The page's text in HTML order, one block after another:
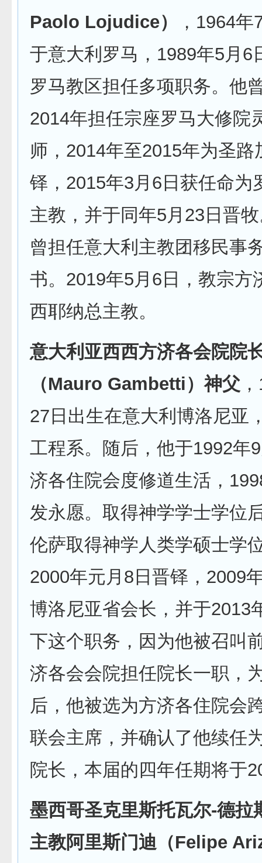
Paolo Lojudice）
，1964
于意大利罗马，1989年5月6
罗马教区担任多项职务。他
2014年担任宗座罗马大修院
师，2014年至2015年为圣路
铎，2015年3月6日获任命为
主教，并于同年5月23日晋
曾担任意大利主教团移民事
书。2019年5月6日，教宗方
西耶纳总主教。
意大利亚西西方济各会院院
（Mauro Gambetti）神父
27日出生在意大利博洛尼亚
工程系。随后，他于1992年
济各住院会度修道生活，
发永愿。取得神学学士学位
伦萨取得神学人类学硕士学
2000年元月8日晋铎，2009
博洛尼亚省会长，并于2013
下这个职务，因为他被召叫
济各会会院担任院长一职，
后，他被选为方济各住院会
联会主席，并确认了他续任
院长，本届的四年任期将于
墨西哥圣克里斯托瓦尔-德拉
主教阿里斯门迪（Felipe